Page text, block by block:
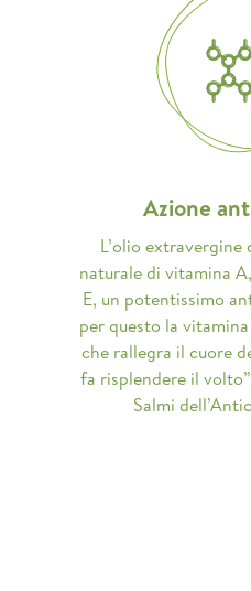
Azione
L’olio
naturale di vitamina
E, un potentissimo
per questo la
che rallegra il cuore
fa risplendere il
Salmi